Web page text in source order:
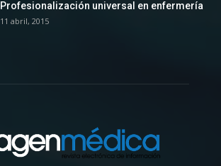
Profesionalización universal en enfermería
11 abril, 2015